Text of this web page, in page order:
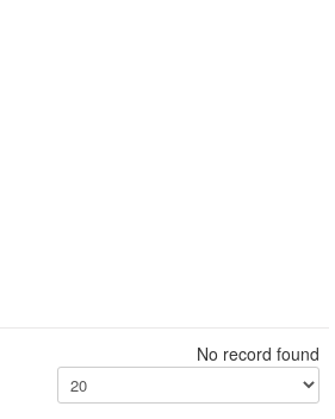
No record found